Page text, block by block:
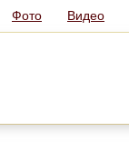
Фото Видео